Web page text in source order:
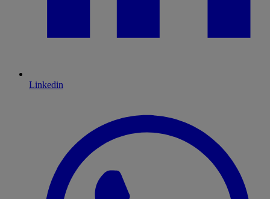
Linkedin